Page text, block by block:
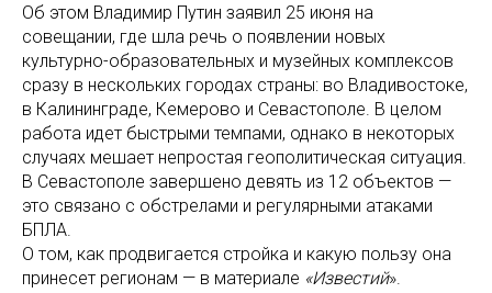
Об этом Владимир Путин заявил 25 июня на
совещании, где шла речь о появлении новых
культурно-образовательных и музейных комплексов
сразу в нескольких городах страны: во Владивостоке,
в Калининграде, Кемерово и Севастополе. В целом
работа идет быстрыми темпами, однако в некоторых
случаях мешает непростая геополитическая ситуация.
В Севастополе завершено девять из 12 объектов —
это связано с обстрелами и регулярными атаками
БПЛА.
О том, как продвигается стройка и какую пользу она
принесет регионам — в материале «Известий».